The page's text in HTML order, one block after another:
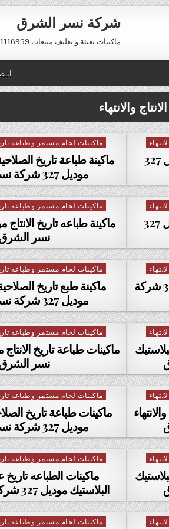
شركة نسر الشرق
ماكينات تعبئة و تغليف مبيعات 01211116959 – 01211116962
والانتهاء
ماكينة طباعة تاريخ الصلاحية موديل 327
Posted in
ماكينات لحام مستمر وطباعه تاريخ
ماكينة طباعة تاريخ الصلاحية
موديل 327 شركة نسر الشرق
ماكينة طباعة على البلاستيك موديل 327
Posted in
ماكينات لحام مستمر وطباعه تاريخ
نسر
ماكينة طبع تاريخ الصلاحية موديل 327 شركة
Posted in
ماكينات لحام مستمر وطباعه تاريخ
ماكينة طبع تاريخ
موديل 327 شركة نسر الشرق
Posted in
ماكينات لحام مستمر وطباعه تاريخ
نسر
Posted in
ماكينات لحام مستمر وطباعه تاريخ
ماكينات طباعة تاريخ
موديل 327 شركة نسر الشرق
Posted in
ماكينات لحام مستمر وطباعه تاريخ
ماكينات الطباعه
البلاستيك موديل 327 شركة نسر الشرق
Posted in
ماكينات لحام مستمر وطباعه تاريخ